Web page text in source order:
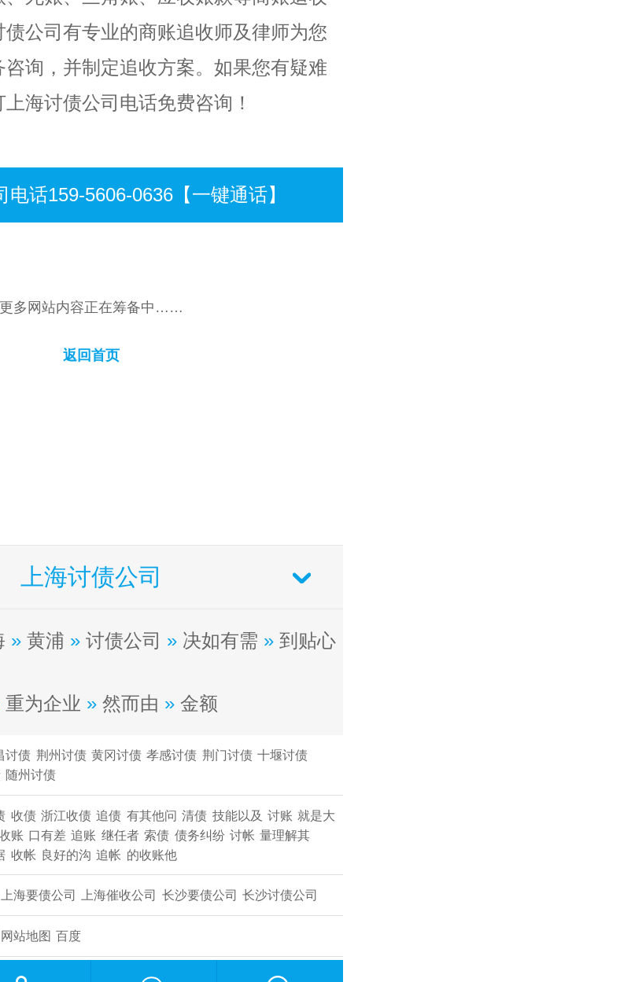
债公司有专业的商账追收师及律师为您
询，并制定追收方案。如果您有疑难
海讨债公司电话免费咨询！
电话159-5606-0636【一键通话】
更多网站内容正在筹备中……
返回首页
上海讨债公司
» 黄浦 » 讨债公司 » 决如有需 » 到贴心
重为企业 » 然而由 » 金额
讨债 荆州讨债 黄冈讨债 孝感讨债 荆门讨债 十堰讨债
随州讨债
收债 浙江收债 追债 有其他问 清债 技能以及 讨账 就是大
账 口有差 追账 继任者 索债 债务纠纷 讨帐 量理解其
收帐 良好的沟 追帐 的收账他
上海要债公司 上海催收公司 长沙要债公司 ​长沙讨债公司
网站地图 百度